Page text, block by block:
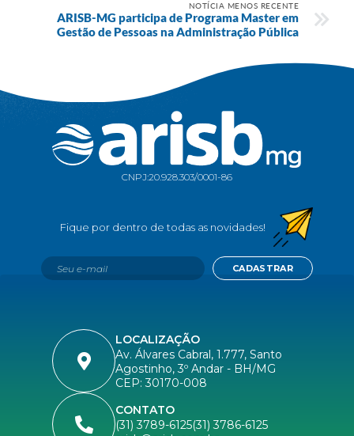
NOTÍCIA MENOS RECENTE
ARISB-MG participa de Programa Master em
Gestão de Pessoas na Administração Pública
CNPJ:20.928.303/0001-86
LOCALIZAÇÃO
Av. Álvares Cabral, 1.777, Santo
Agostinho, 3º Andar - BH/MG
CEP: 30170-008
CONTATO
(31) 3789-6125(31) 3786-6125
CADASTRAR